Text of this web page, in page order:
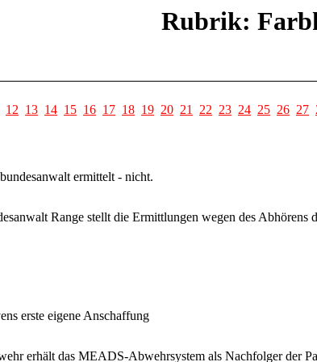
Rubrik:
12 13 14 15 16 17 18 19 20 21 22 23 24 25 26 27
ermittelt - nicht.
Range stellt die Ermittlungen wegen des
erste eigene Anschaffung
erhält das MEADS-Abwehrsystem als Nachfolger der